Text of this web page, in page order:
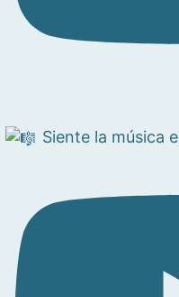
Siente la música